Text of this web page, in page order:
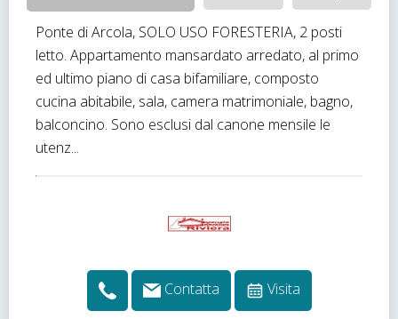
Ponte di Arcola, SOLO USO FORESTERIA, 2 posti
letto. Appartamento mansardato arredato, al primo
ed ultimo piano di casa bifamiliare, composto
cucina abitabile, sala, camera matrimoniale, bagno,
balconcino. Sono esclusi dal canone mensile le
utenz...
Contatta Visita